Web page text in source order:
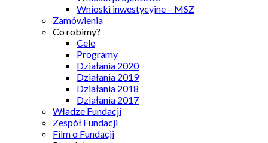
Wnioski inwestycyjne – MSZ
Zamówienia
Co robimy?
Cele
Programy
Działania 2020
Działania 2019
Działania 2018
Działania 2017
Władze Fundacji
Zespół Fundacji
Film o Fundacji